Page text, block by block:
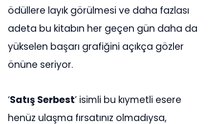
ödüllere layık görülmesi ve daha fazlası
adeta bu kitabın her geçen gün daha da
yükselen başarı grafiğini açıkça gözler
önüne seriyor.
‘Satış Serbest’ isimli bu kıymetli esere
henüz ulaşma fırsatınız olmadıysa,